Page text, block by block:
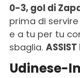
0-3, gol di
prima di
e a tu per tu
sbaglia. ASSIST
Udinese-